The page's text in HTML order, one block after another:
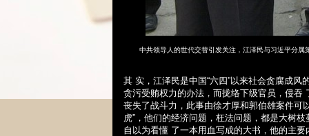
中共领导人的世代交替引发关注，江泽民与习近平分属
其 实，江泽民是中国“六四”以来社会贪腐成
贪污受贿权力的办法，而拢络下级官员，侵吞
丧失了战斗力，此事由徐才厚和郭伯雄案件可
虎”，他们的经济问题，枉法问题，都是大树
自以为看懂 了一本用血写成的大书，他的主